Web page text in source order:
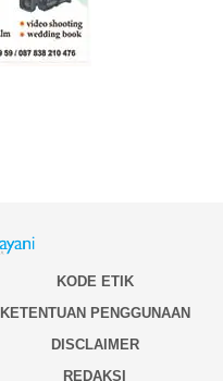
KODE ETIK
KETENTUAN PENGGUNAAN
DISCLAIMER
REDAKSI